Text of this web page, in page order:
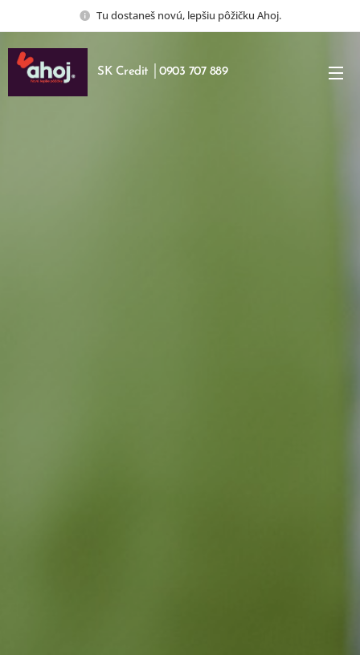
Tu dostaneš novú, lepšiu pôžičku Ahoj.
SK Credit │0903 707 889